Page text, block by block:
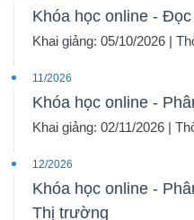
Khóa học online -
Khai giảng: 05/10/2026 |
11/2026
Khóa học online -
Khai giảng: 02/11/2026 |
12/2026
Khóa học online -
Thị trường